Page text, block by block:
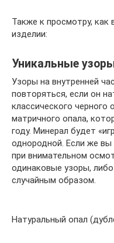
Также к просмотру,
изделии:
Уникальные
Узоры на внутренней
повторяться, если он
классического черного
матричного опала,
году. Минерал будет
однородной. Если же вы
при внимательном
одинаковые узоры,
случайным образом.
Натуральный опал